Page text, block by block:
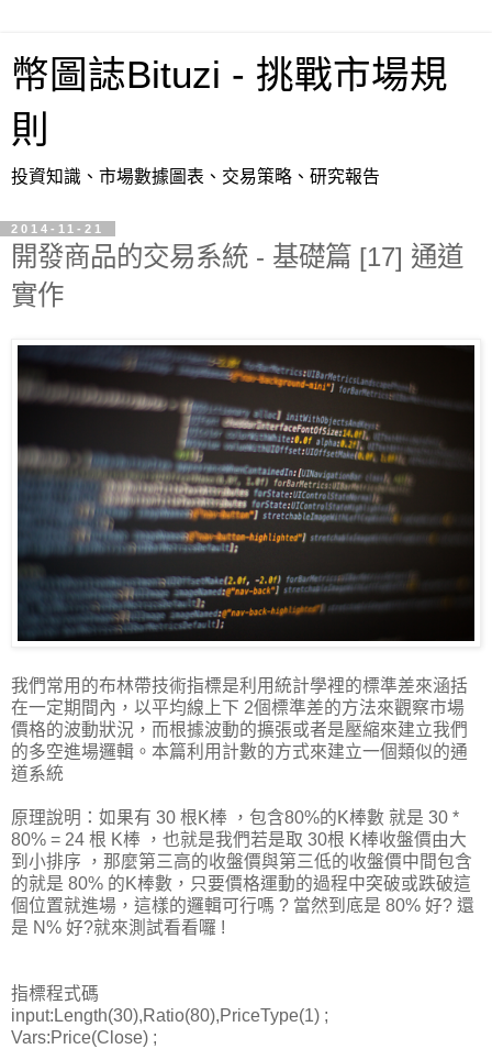
幣圖誌Bituzi - 挑戰市場規
則
投資知識、市場數據圖表、交易策略、研究報告
2014-11-21
開發商品的交易系統 - 基礎篇 [17] 通道
實作
我們常用的布林帶技術指標是利用統計學裡的標準差來涵括
在一定期間內，以平均線上下 2個標準差的方法來觀察市場
價格的波動狀況，而根據波動的擴張或者是壓縮來建立我們
的多空進場邏輯。本篇利用計數的方式來建立一個類似的通
道系統
原理說明：如果有 30 根K棒 ，包含80%的K棒數 就是 30 *
80% = 24 根 K棒 ，也就是我們若是取 30根 K棒收盤價由大
到小排序 ，那麼第三高的收盤價與第三低的收盤價中間包含
的就是 80% 的K棒數，只要價格運動的過程中突破或跌破這
個位置就進場，這樣的邏輯可行嗎 ? 當然到底是 80% 好? 還
是 N% 好?就來測試看看囉 !
指標程式碼
input:Length(30),Ratio(80),PriceType(1) ;
Vars:Price(Close) ;